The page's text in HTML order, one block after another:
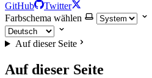
GitHub
Twitter
Farbschema wählen
Auf dieser Seite
Auf dieser Seite